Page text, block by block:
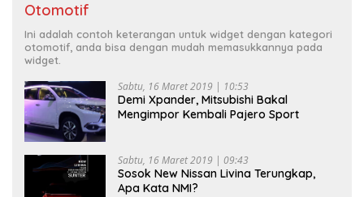
Otomotif
Ini adalah contoh keterangan untuk widget dengan kategori
otomotif, anda bisa dengan mudah memasukkannya pada
widget.
Sabtu, 16 Maret 2019 | 10:53
Demi Xpander, Mitsubishi Bakal
Mengimpor Kembali Pajero Sport
Sabtu, 16 Maret 2019 | 09:43
Sosok New Nissan Livina Terungkap,
Apa Kata NMI?